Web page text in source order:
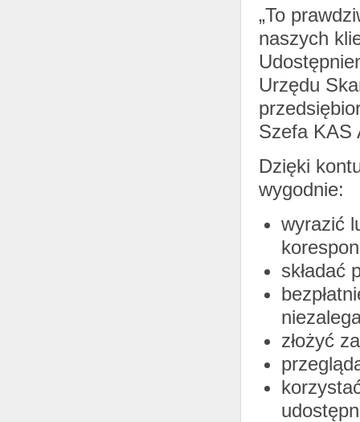
„To
naszych
Urzędu
Szefa KAS
Dzięki
wygodnie:
wyrazić
składać
złożyć